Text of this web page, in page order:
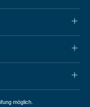
möglich.